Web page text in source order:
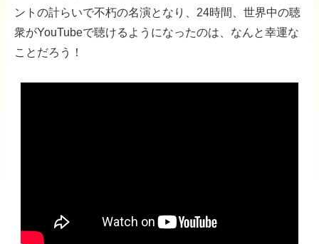
ントの計らいで不朽の名演となり、24時間、世界中の聴
衆がYouTubeで聴けるようになったのは、なんと幸運な
ことだろう！